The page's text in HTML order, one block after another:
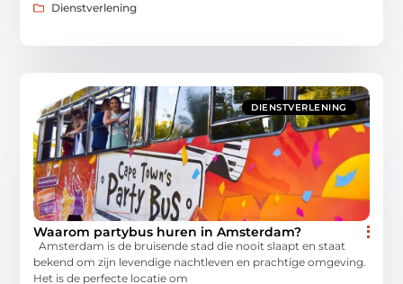
Dienstverlening
DIENSTVERLENING
Waarom partybus huren in Amsterdam?
Amsterdam is de bruisende stad die nooit slaapt en staat
bekend om zijn levendige nachtleven en prachtige omgeving.
Het is de perfecte locatie om